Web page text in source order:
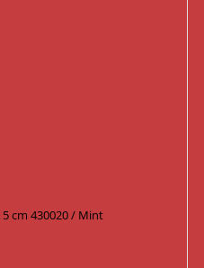
5 cm 430020 / Mint